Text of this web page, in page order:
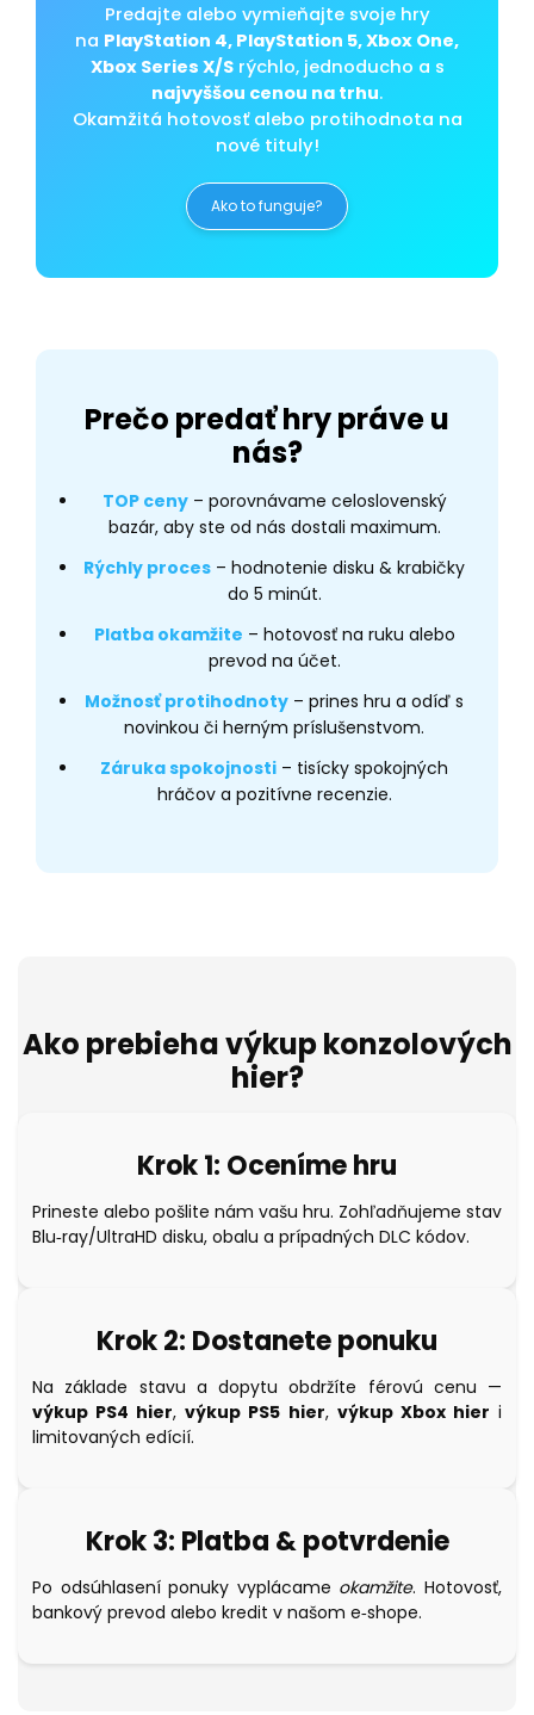
Predajte alebo vymieňajte svoje hry
na PlayStation 4, PlayStation 5, Xbox One,
Xbox Series X/Srýchlo, jednoducho a s
najvyššou cenou na trhu.
Okamžitá hotovosť alebo protihodnota na
nové tituly!
Ako to funguje?
Prečo predať hry práve u
nás?
TOP ceny– porovnávame celoslovenský
bazár, aby ste od nás dostali maximum.
Rýchly proces – hodnotenie disku & krabičky
do 5 minút.
Platba okamžite – hotovosť na ruku alebo
prevod na účet.
Možnosť protihodnoty – prines hru a odíď s
novinkou či herným príslušenstvom.
Záruka spokojnosti – tisícky spokojných
hráčov a pozitívne recenzie.
Ako prebieha výkup konzolových
hier?
Krok 1: Oceníme hru
Prineste alebo pošlite nám vašu hru. Zohľadňujeme stav
Blu‑ray/UltraHD disku, obalu a prípadných DLC kódov.
Krok 2: Dostanete ponuku
Na základe stavu a dopytu obdržíte férovú cenu —
výkup PS4 hier,výkup PS5 hier, výkup Xbox hier i
limitovaných edícií.
Krok 3: Platba & potvrdenie
Po odsúhlasení ponuky vyplácame okamžite. Hotovosť,
bankový prevod alebo kredit v našom e‑shope.